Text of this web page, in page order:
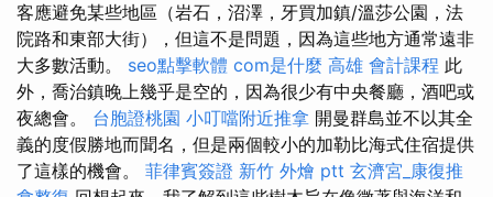
客應避免某些地區（岩石，沼澤，牙買加鎮/溫莎公園，法
院路和東部大街），但這不是問題，因為這些地方通常遠非
大多數活動。 seo點擊軟體 com是什麼 高雄 會計課程 此
外，喬治鎮晚上幾乎是空的，因為很少有中央餐廳，酒吧或
夜總會。 台胞證桃園 小叮噹附近推拿 開曼群島並不以其全
義的度假勝地而聞名，但是兩個較小的加勒比海式住宿提供
了這樣的機會。 菲律賓簽證 新竹 外燴 ptt 玄濟宮_康復推